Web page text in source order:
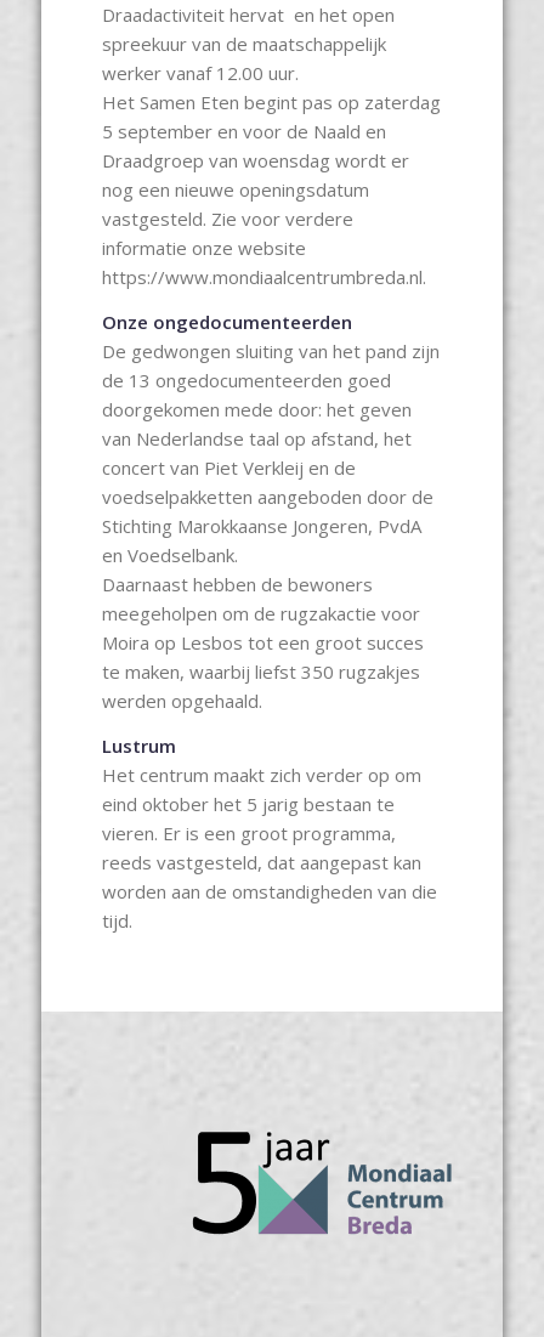
Draadactiviteit hervat en het open
spreekuur van de maatschappelijk
werker vanaf 12.00 uur.
Het Samen Eten begint pas op zaterdag
5 september en voor de Naald en
Draadgroep van woensdag wordt er
nog een nieuwe openingsdatum
vastgesteld. Zie voor verdere
informatie onze website
https://www.mondiaalcentrumbreda.nl.
Onze ongedocumenteerden
De gedwongen sluiting van het pand zijn
de 13 ongedocumenteerden goed
doorgekomen mede door: het geven
van Nederlandse taal op afstand, het
concert van Piet Verkleij en de
voedselpakketten aangeboden door de
Stichting Marokkaanse Jongeren, PvdA
en Voedselbank.
Daarnaast hebben de bewoners
meegeholpen om de rugzakactie voor
Moira op Lesbos tot een groot succes
te maken, waarbij liefst 350 rugzakjes
werden opgehaald.
Lustrum
Het centrum maakt zich verder op om
eind oktober het 5 jarig bestaan te
vieren. Er is een groot programma,
reeds vastgesteld, dat aangepast kan
worden aan de omstandigheden van die
tijd.